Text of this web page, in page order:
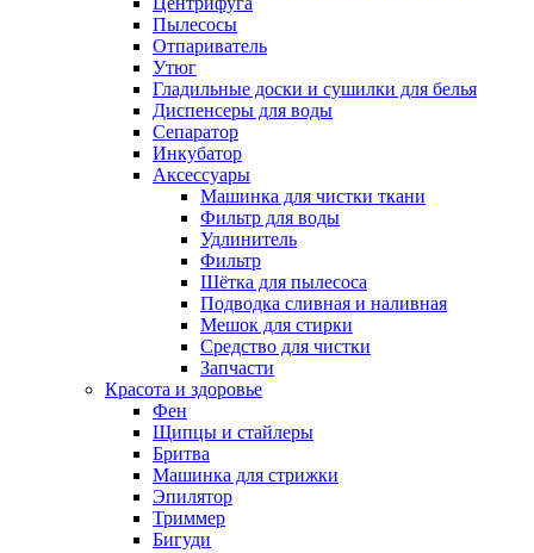
Пылесосы
Отпариватель
Утюг
Гладильные доски и сушилки для белья
Диспенсеры для воды
Сепаратор
Инкубатор
Аксессуары
Машинка для чистки ткани
Фильтр для воды
Удлинитель
Фильтр
Шётка для пылесоса
Подводка сливная и наливная
Мешок для стирки
Средство для чистки
Запчасти
Красота и здоровье
Фен
Щипцы и стайлеры
Бритва
Машинка для стрижки
Эпилятор
Триммер
Бигуди